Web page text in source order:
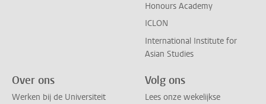
Honours Academy
ICLON
International Institute for
Asian Studies
Over ons
Werken bij de Universiteit
Volg ons
Lees onze wekelijkse